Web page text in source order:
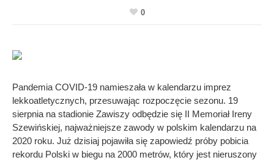
0
Pandemia COVID-19 namieszała w kalendarzu imprez
lekkoatletycznych, przesuwając rozpoczęcie sezonu. 19
sierpnia na stadionie Zawiszy odbędzie się II Memoriał Ireny
Szewińskiej, najważniejsze zawody w polskim kalendarzu na
2020 roku. Już dzisiaj pojawiła się zapowiedź próby pobicia
rekordu Polski w biegu na 2000 metrów, który jest nieruszony